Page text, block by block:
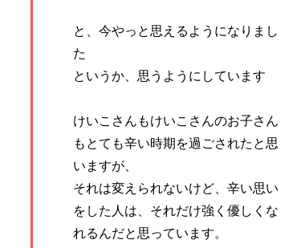
と、今やっと思えるようになりまし
た
というか、思うようにしています
けいこさんもけいこさんのお子さん
もとても辛い時期を過ごされたと思
いますが、
それは変えられないけど、辛い思い
をした人は、それだけ強く優しくな
れるんだと思っています。